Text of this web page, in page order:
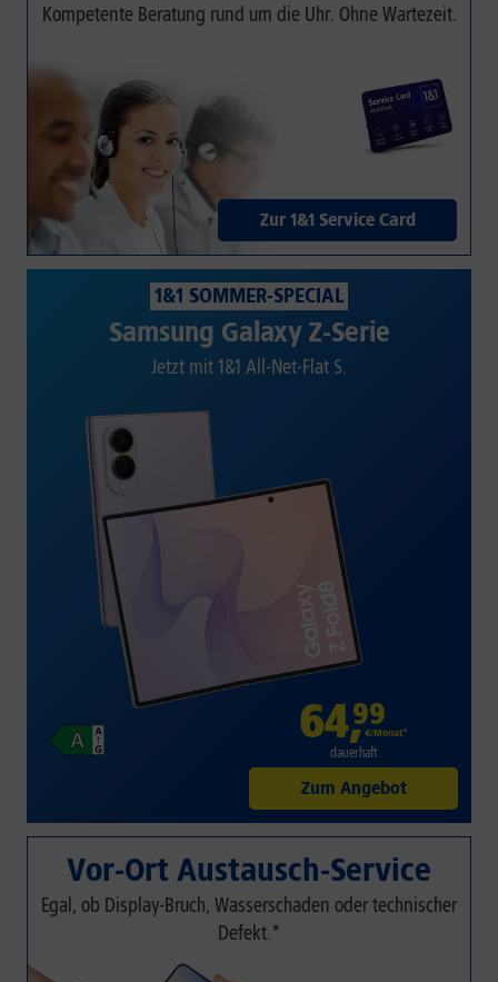
Kompetente Beratung rund um die Uhr. Ohne Wartezeit.
Zur 1&1 Service Card
1&1 SOMMER-SPECIAL
Samsung Galaxy Z-Serie
Jetzt mit 1&1 All-Net-Flat S.
64,99
€/Monat*
dauerhaft
Zum Angebot
Vor-Ort Austausch-Service
Egal, ob Display-Bruch, Wasserschaden oder technischer
Defekt.*